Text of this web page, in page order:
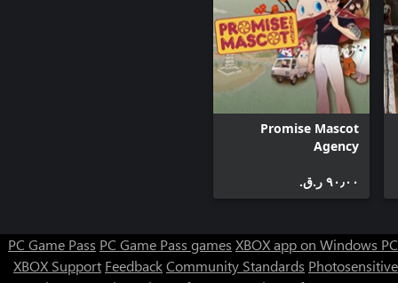
Promise Mascot
Agency
٩٠٫٠٠ ر.ق.‏
PC Game Pass PC Game Pass games XBOX app on Windows PC
XBOX Support FeedbackCommunity Standards Photosensitive